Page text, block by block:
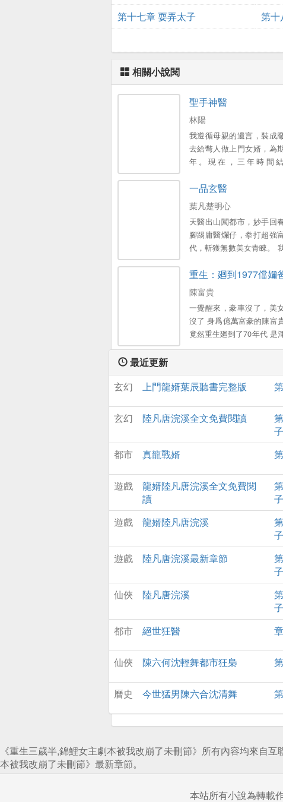
第十七章 耍弄太子
第十
相關小說閱
聖手神醫
林陽
我遵循母親的遺言，裝成
去給彆人做上門女婿，為
年。現在，三年時間
一品玄醫
葉凡楚明心
天醫出山闖都市，妙手回
腳踢庸醫爛仔，拳打超強
代，斬獲無數美女青睞。
握天下權，醉臥美人膝！。
重生：廻到1977儅嬭
陳富貴
一覺醒來，豪車沒了，美
沒了 身爲億萬富豪的陳富
竟然重生廻到了70年代 是
噩噩過一生，還是轟轟烈
愛的閨女，他要創造屬於
的商業帝國。
最近更新
玄幻
上門龍婿葉辰聽書完整版
玄幻 陸凡唐浣溪全文免費閱讀
都市 真龍戰婿
遊戲
龍婿陸凡唐浣溪全文免費閱
讀
遊戲 龍婿陸凡唐浣溪
遊戲 陸凡唐浣溪最新章節
仙俠 陸凡唐浣溪
都市 絕世狂醫
仙俠 陳六何沈輕舞都市狂梟
曆史 今世猛男陳六合沈清舞
《重生三歲半,錦鯉女主劇本被我改崩了未刪節》所有內容均來自
本被我改崩了未刪節》最新章節。
本站所有小說為轉載